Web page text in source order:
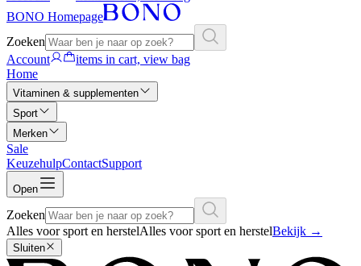
BONO Homepage
Zoeken
Account
items in cart, view bag
Home
Vitaminen & supplementen
Sport
Merken
Sale
KeuzehulpContactSupport
Open
Zoeken
Alles voor sport en herstelAlles voor sport en herstelBekijk →
Sluiten